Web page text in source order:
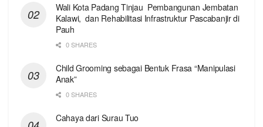
Wali Kota Padang Tinjau Pembangunan Jembatan
Kalawi, dan Rehabilitasi Infrastruktur Pascabanjir di
Pauh
0 SHARES
Child Grooming sebagai Bentuk Frasa “Manipulasi
Anak”
0 SHARES
Cahaya dari Surau Tuo